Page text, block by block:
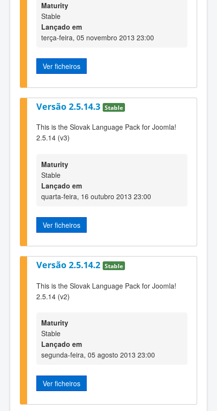
Maturity
Stable
Lançado em
terça-feira, 05 novembro 2013 23:00
Ver ficheiros
Versão 2.5.14.3 Stable
This is the Slovak Language Pack for Joomla!
2.5.14 (v3)
Maturity
Stable
Lançado em
quarta-feira, 16 outubro 2013 23:00
Ver ficheiros
Versão 2.5.14.2 Stable
This is the Slovak Language Pack for Joomla!
2.5.14 (v2)
Maturity
Stable
Lançado em
segunda-feira, 05 agosto 2013 23:00
Ver ficheiros